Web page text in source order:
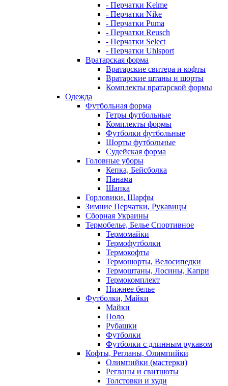
- Перчатки Kelme
- Перчатки Nike
- Перчатки Puma
- Перчатки Reusch
- Перчатки Select
- Перчатки Uhlsport
Вратарская форма
Вратарские свитера и кофты
Вратарские штаны и шорты
Комплекты вратарской формы
Одежда
Футбольная форма
Гетры футбольные
Комплекты формы
Футболки футбольные
Шорты футбольные
Судейская форма
Головные уборы
Кепка, Бейсболка
Панама
Шапка
Горловики, Шарфы
Зимние Перчатки, Рукавицы
Сборная Украины
Термобелье, Белье Спортивное
Термомайки
Термофутболки
Термокофты
Термошорты, Велосипедки
Термоштаны, Лосины, Капри
Термокомплект
Нижнее белье
Футболки, Майки
Майки
Поло
Рубашки
Футболки
Футболки с длинным рукавом
Кофты, Регланы, Олимпийки
Олимпийки (мастерки)
Регланы и свитшоты
Толстовки и худи